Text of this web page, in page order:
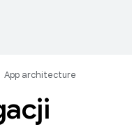
App architecture